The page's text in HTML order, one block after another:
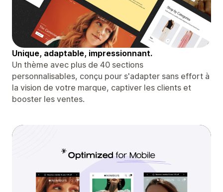
Unique, adaptable, impressionnant.
Un thème avec plus de 40 sections
personnalisables, conçu pour s'adapter sans effort à
la vision de votre marque, captiver les clients et
booster les ventes.